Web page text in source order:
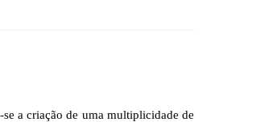
a criação de uma multiplicidade de